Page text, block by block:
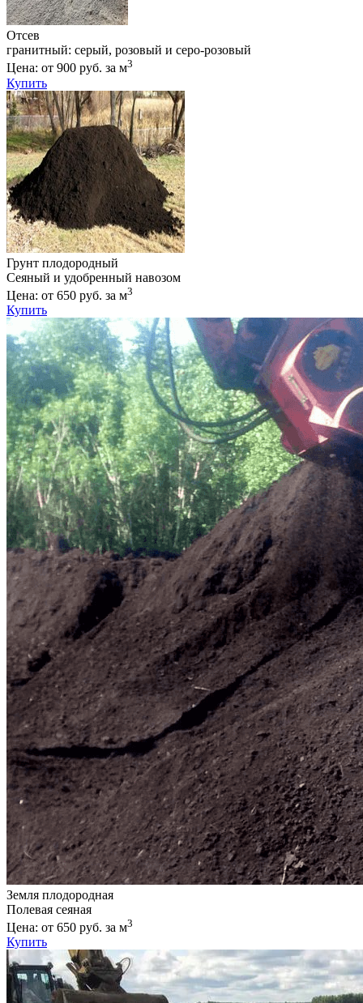
Отсев
гранитный: серый, розовый и серо-розовый
Цена: от 900 руб. за м3
Купить
Грунт плодородный
Сеяный и удобренный навозом
Цена: от 650 руб. за м3
Купить
Земля плодородная
Полевая сеяная
Цена: от 650 руб. за м3
Купить